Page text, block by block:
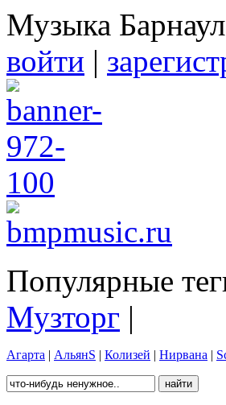
Музыка
войти |
Популярные
Музторг |
Агарта | АльянS | Колизей | Нирвана |